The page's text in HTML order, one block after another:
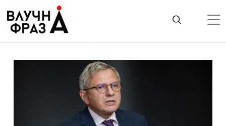
содержимому